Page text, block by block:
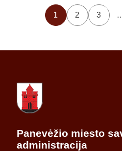
1 2 3
Panevėžio miesto
administracija